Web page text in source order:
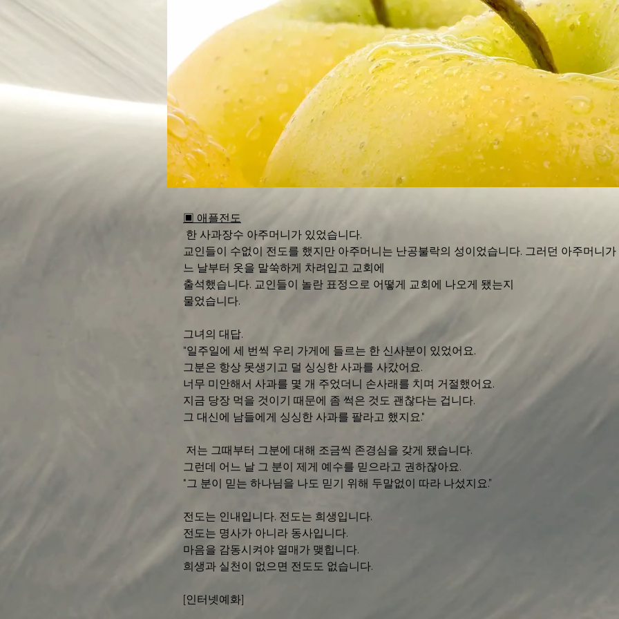
▣ 애플전도
한 사과장수 아주머니가 있었습니다.
교인들이 수없이 전도를 했지만 아주머니는 난공불락의 성이었습니다. 그러던 아주머니가
느 날부터 옷을 말쑥하게 차려입고 교회에
출석했습니다. 교인들이 놀란 표정으로 어떻게 교회에 나오게 됐는지
물었습니다.
그녀의 대답.
“일주일에 세 번씩 우리 가게에 들르는 한 신사분이 있었어요.
그분은 항상 못생기고 덜 싱싱한 사과를 사갔어요.
너무 미안해서 사과를 몇 개 주었더니 손사래를 치며 거절했어요.
지금 당장 먹을 것이기 때문에 좀 썩은 것도 괜찮다는 겁니다.
그 대신에 남들에게 싱싱한 사과를 팔라고 했지요."
저는 그때부터 그분에 대해 조금씩 존경심을 갖게 됐습니다.
그런데 어느 날 그 분이 제게 예수를 믿으라고 권하잖아요.
"그 분이 믿는 하나님을 나도 믿기 위해 두말없이 따라 나섰지요.”
전도는 인내입니다. 전도는 희생입니다.
전도는 명사가 아니라 동사입니다.
마음을 감동시켜야 열매가 맺힙니다.
희생과 실천이 없으면 전도도 없습니다.
[인터넷예화]